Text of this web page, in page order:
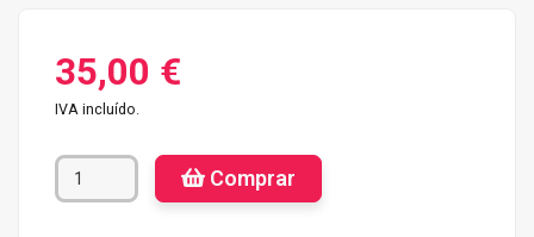
35,00 €
IVA incluído.
Comprar